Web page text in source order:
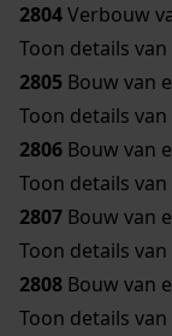
2804Verbouw
Toon details
2805 Bouw van
Toon details
2806 Bouw van
Toon details
2807 Bouw van
Toon details
2808 Bouw van
Toon details